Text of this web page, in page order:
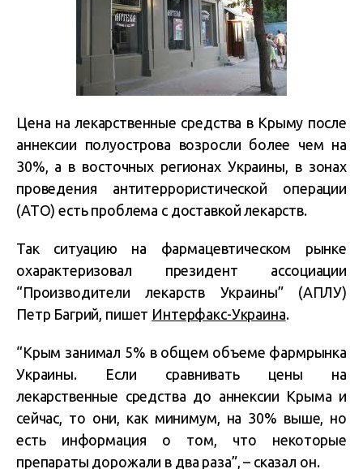
Цена на лекарственные средства в Крыму после
аннексии полуострова возросли более чем на
30%, а в восточных регионах Украины, в зонах
проведения антитеррористической операции
(АТО) есть проблема с доставкой лекарств.
Так ситуацию на фармацевтическом рынке
охарактеризовал президент ассоциации
“Производители лекарств Украины” (АПЛУ)
Петр Багрий, пишет Интерфакс-Украина.
“Крым занимал 5% в общем объеме фармрынка
Украины. Если сравнивать цены на
лекарственные средства до аннексии Крыма и
сейчас, то они, как минимум, на 30% выше, но
есть информация о том, что некоторые
препараты дорожали в два раза”, – сказал он.